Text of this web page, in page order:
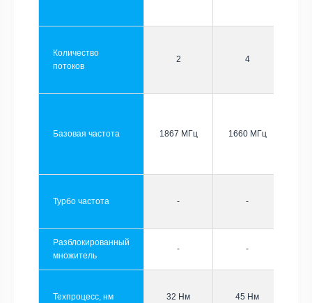
Количество
потоков
2 4
Базовая частота 1867 МГц 1660 МГц
Турбо частота - -
Разблокированный
множитель
- -
Техпроцесс, нм 32 Нм 45 Нм